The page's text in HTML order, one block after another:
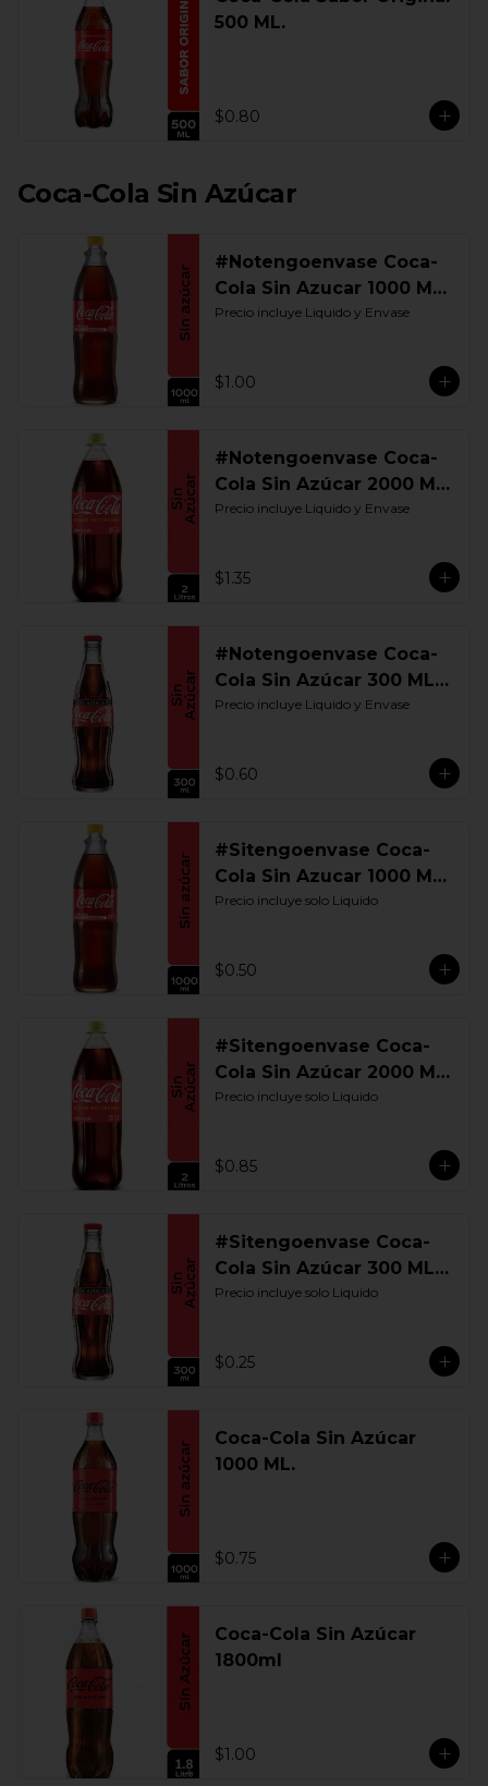
500 ML.
$0.80
Coca-Cola Sin Azúcar
#Notengoenvase Coca-
Cola Sin Azucar 1000 ML.
Retornable
Precio incluye Liquido y Envase
$1.00
#Notengoenvase Coca-
Cola Sin Azúcar 2000 ML.
Retornable
Precio incluye Liquido y Envase
$1.35
#Notengoenvase Coca-
Cola Sin Azúcar 300 ML.
Retornable
Precio incluye Liquido y Envase
$0.60
#Sitengoenvase Coca-
Cola Sin Azucar 1000 ML.
Retornable
Precio incluye solo Liquido
$0.50
#Sitengoenvase Coca-
Cola Sin Azúcar 2000 ML.
Retornable
Precio incluye solo Liquido
$0.85
#Sitengoenvase Coca-
Cola Sin Azúcar 300 ML.
Retornable
Precio incluye solo Liquido
$0.25
Coca-Cola Sin Azúcar
1000 ML.
$0.75
Coca-Cola Sin Azúcar
1800ml
$1.00